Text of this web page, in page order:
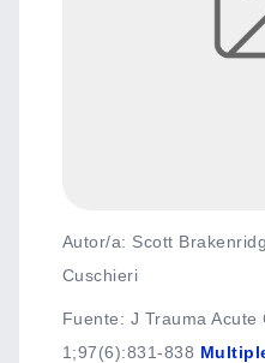
Autor/a: Scott
Cuschieri
Fuente: J Trauma Acute
1;97(6):831-838